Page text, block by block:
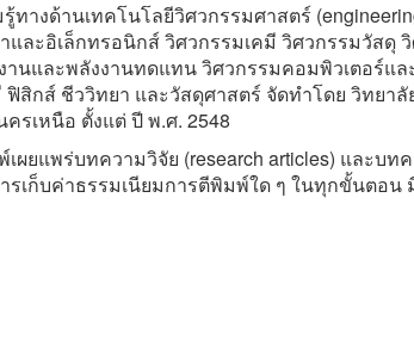
ทางด้านเทคโนโลยีวิศวกรรมศาสตร์
ละอิเล็กทรอนิกส์ วิศวกรรมเคมี วิศวกรรมวัสดุ
นและพลังงานทดแทน วิศวกรรมคอมพิวเตอร์แล
สิกส์ ชีววิทยา และวัสดุศาสตร์ จัดทำโดย วิทยาลั
รเหนือ ตั้งแต่ ปี พ.ศ. 2548
ผยแพร่บทความวิจัย (research articles) และบท
รเก็บค่าธรรมเนียมการตีพิมพ์ใด ๆ ในทุกขั้นตอน